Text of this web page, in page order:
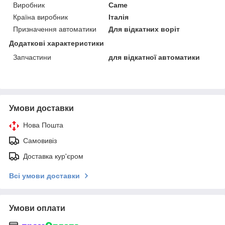
Виробник
Came
Країна виробник
Італія
Призначення автоматики
Для відкатних воріт
Додаткові характеристики
Запчастини
для відкатної автоматики
Умови доставки
Нова Пошта
Самовивіз
Доставка кур'єром
Всі умови доставки
Умови оплати